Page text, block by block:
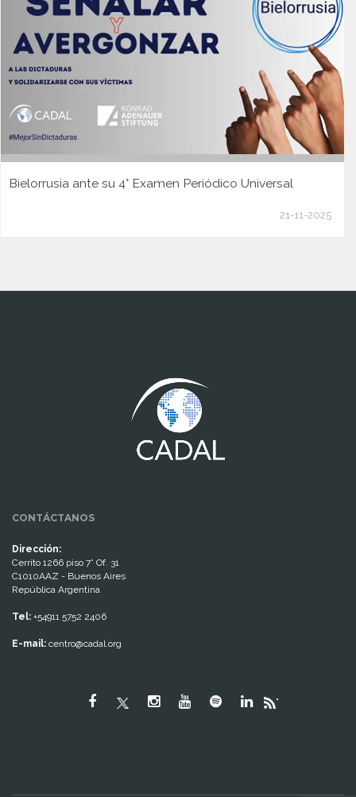
Bielorrusia ante su 4° Examen Periódico Universal
21-11-2025
CONTÁCTANOS
Dirección:
Cerrito 1266 piso 7° Of. 31
C1010AAZ - Buenos Aires
República Argentina
Tel: +54911 5752 2406
E-mail: centro@cadal.org
"